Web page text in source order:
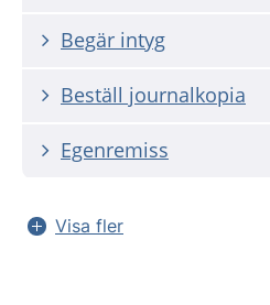
Begär intyg
Beställ journalkopia
Egenremiss
Visa fler